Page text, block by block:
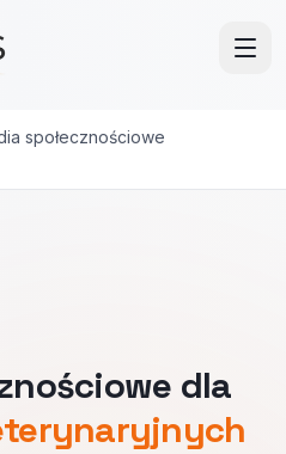
społecznościowe
dla